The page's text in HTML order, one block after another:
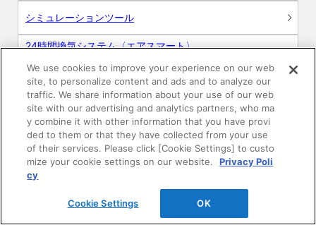
シミュレーションツール
24時間換気システム〈エアスマート〉
R&Dセンター環境測定・分析サービス
商品マスター申し込み
We use cookies to improve your experience on our web
site, to personalize content and ads and to analyze our
traffic. We share information about your use of our web
site with our advertising and analytics partners, who ma
y combine it with other information that you have provi
ded to them or that they have collected from your use
of their services. Please click [Cookie Settings] to custo
mize your cookie settings on our website.
Privacy Poli
cy
Cookie Settings OK